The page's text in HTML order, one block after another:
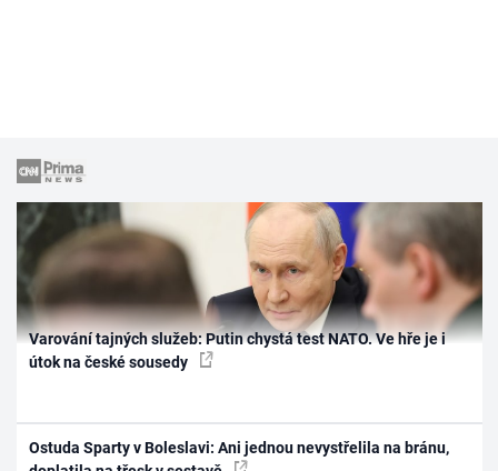
Varování tajných služeb: Putin chystá test NATO. Ve hře je i
útok na české sousedy
Ostuda Sparty v Boleslavi: Ani jednou nevystřelila na bránu,